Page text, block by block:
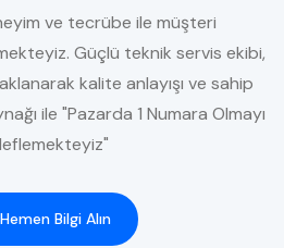
ve tecrübe ile müşteri
Güçlü teknik servis ekibi,
kalite anlayışı ve sahip
ile "Pazarda 1 Numara Olmayı
Hemen Bilgi Alın